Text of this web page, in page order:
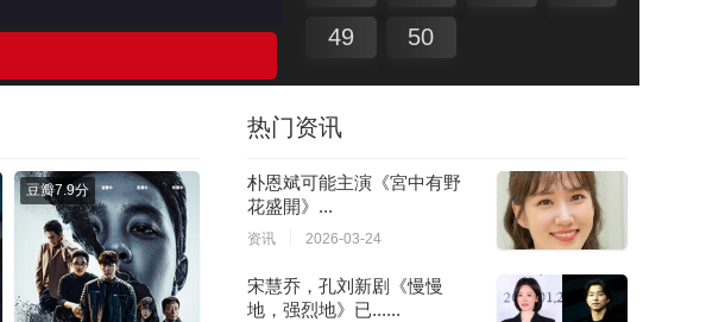
49
50
豆瓣7.9分
热门资讯
朴恩斌可能主演《宮中有野
花盛開》...
资讯 2026-03-24
宋慧乔，孔刘新剧《慢慢
地，强烈地》已......